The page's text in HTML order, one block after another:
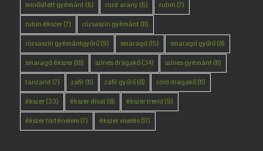
minősített gyémánt (6) rozé arany (6) rubin (7)
rubin ékszer(7) rózsaszín gyémánt (11)
rózsaszín gyémántgyűrű(9) smaragd (15) smaragd gyűrű(8)
smaragd ékszer(18) színes drágakő(34) színes gyémánt (11)
tanzanit (7) zafír(11) zafír gyűrű(8) zöld drágakő(11)
ékszer(33) ékszer divat (8) ékszer trend (9)
ékszer történelem (7) ékszer viselés(17)